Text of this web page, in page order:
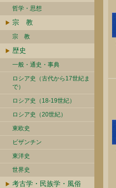
哲学・思想
宗 教
宗 教
歴史
一般・通史・事典
ロシア史（古代から17世紀ま
で）
ロシア史（18-19世紀）
ロシア史（20世紀）
東欧史
ビザンチン
東洋史
世界史
考古学・民族学・風俗